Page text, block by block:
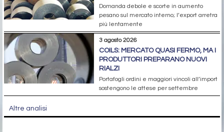
Domanda debole e scorte in aumento
pesano sul mercato interno; l’export arretra
più lentamente
3 agosto 2026
COILS: MERCATO QUASI FERMO, MA I
PRODUTTORI PREPARANO NUOVI
RIALZI
Portafogli ordini e maggiori vincoli all’import
sostengono le attese per settembre
Altre analisi